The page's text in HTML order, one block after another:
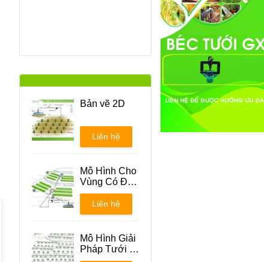
Bản vẽ 2D
Liên hệ
Mô Hình Cho
Vùng Có Địa
Hình Đồi Núi
Liên hệ
Mô Hình Giải
Pháp Tưới -
Phương án 1